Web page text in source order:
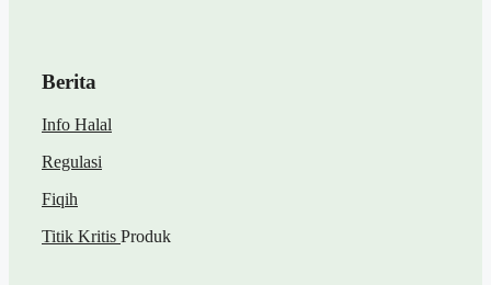
Berita
Info Halal
Regulasi
Fiqih
Titik Kritis Produk